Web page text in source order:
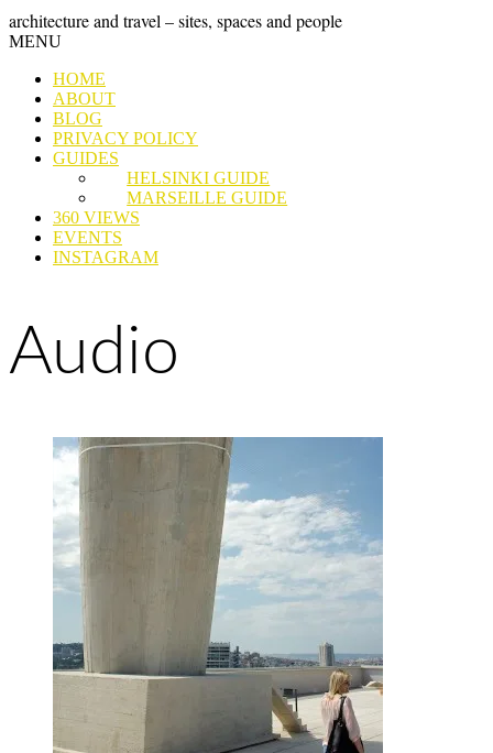
Skip
to
GRAND
TOUR
architecture and travel – sites, spaces and people
MENUSkip
content
HOME
ABOUT
BLOG
PRIVACY POLICY
GUIDES
HELSINKI GUIDE
MARSEILLE GUIDE
360 VIEWS
EVENTS
INSTAGRAM
Audio